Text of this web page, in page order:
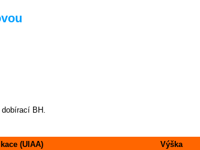
BH.
(UIAA)
Výška